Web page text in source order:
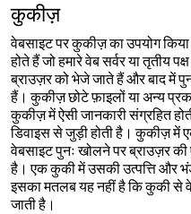
कुकीज़
वेबसाइट पर कुकीज़ का उपयोग
होते हैं जो हमारे वेब सर्वर या तृतीय
ब्राउज़र को भेजे जाते हैं और बाद में
हैं। कुकीज़ छोटे फ़ाइलों या अन्य
कुकीज़ में ऐसी जानकारी संग्रहित
डिवाइस से जुड़ी होती है। कुकीज़ में
वेबसाइट पुनः खोलने पर ब्राउज़र
है। एक कुकी में उसकी उत्पत्ति और
इसका मतलब यह नहीं है कि कुकी से
जाती है।